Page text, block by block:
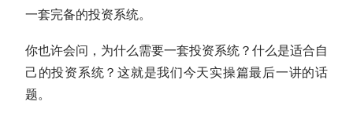
一套完备的投资系统。
你也许会问，为什么需要一套投资系统？什么是适合自
己的投资系统？这就是我们今天实操篇最后一讲的话
题。